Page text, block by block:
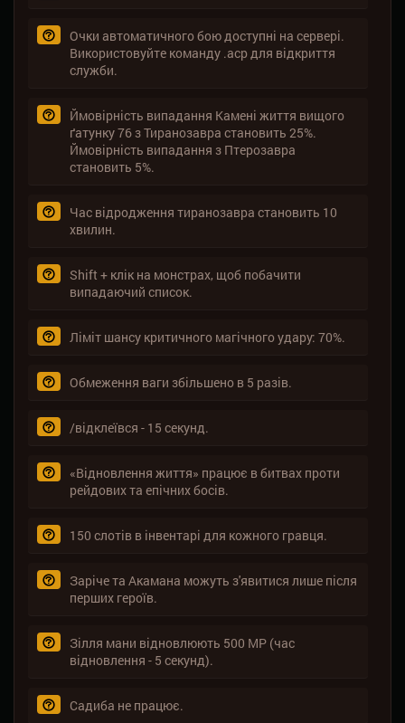
Очки автоматичного бою доступні на сервері.
Використовуйте команду .acp для відкриття
служби.
Ймовірність випадання Камені життя вищого
ґатунку 76 з Тиранозавра становить 25%.
Ймовірність випадання з Птерозавра
становить 5%.
Час відродження тиранозавра становить 10
хвилин.
Shift + клік на монстрах, щоб побачити
випадаючий список.
Ліміт шансу критичного магічного удару: 70%.
Обмеження ваги збільшено в 5 разів.
/відклеївся - 15 секунд.
«Відновлення життя» працює в битвах проти
рейдових та епічних босів.
150 слотів в інвентарі для кожного гравця.
Заріче та Акамана можуть з'явитися лише після
перших героїв.
Зілля мани відновлюють 500 MP (час
відновлення - 5 секунд).
Садиба не працює.